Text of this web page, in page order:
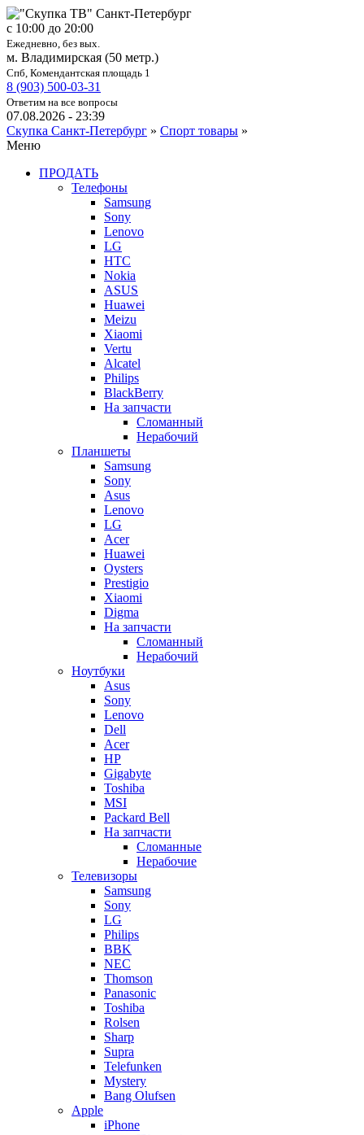
c 10:00 до 20:00
Ежедневно, без вых.
м. Владимирская (50 метр.)
Спб, Комендантская площадь 1
8 (903) 500-03-31
Ответим на все вопросы
07.08.2026 - 23:39
Скупка Санкт-Петербург » Спорт товары »
Меню
ПРОДАТЬ
Телефоны
Samsung
Sony
Lenovo
LG
HTC
Nokia
ASUS
Huawei
Meizu
Xiaomi
Vertu
Alcatel
Philips
BlackBerry
На запчасти
Сломанный
Нерабочий
Планшеты
Samsung
Sony
Asus
Lenovo
LG
Acer
Huawei
Oysters
Prestigio
Xiaomi
Digma
На запчасти
Сломанный
Нерабочий
Ноутбуки
Asus
Sony
Lenovo
Dell
Acer
HP
Gigabyte
Toshiba
MSI
Packard Bell
На запчасти
Сломанные
Нерабочие
Телевизоры
Samsung
Sony
LG
Philips
BBK
NEC
Thomson
Panasonic
Toshiba
Rolsen
Sharp
Supra
Telefunken
Mystery
Bang Olufsen
Apple
iPhone